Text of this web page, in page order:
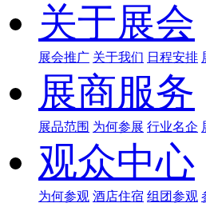
关于展会
展会推广 关于我们 日程安排
展商服务
展品范围 为何参展 行业名企
观众中心
为何参观 酒店住宿 组团参观